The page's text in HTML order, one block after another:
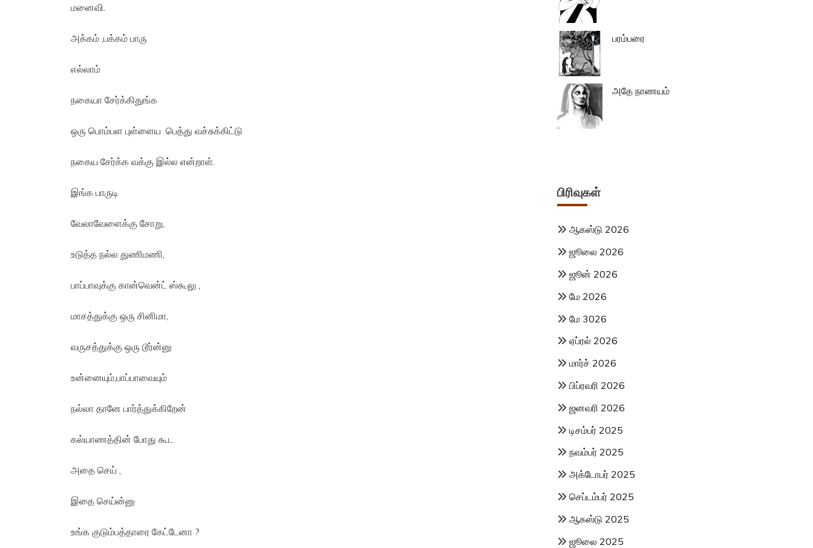
மனைவி.
அக்கம் ,பக்கம் பாரு
எல்லாம்
நகையா சேர்க்கிதுங்க
ஒரு பொம்பள புள்ளைய பெத்து வச்சுக்கிட்டு
நகைய சேர்க்க வக்கு இல்ல என்றாள்.
இங்க பாருடி
வேலாவேளைக்கு சோறு,
உடுத்த நல்ல துணிமணி,
பாப்பாவுக்கு கான்வென்ட் ஸ்கூலு ,
மாசத்துக்கு ஒரு சினிமா,
வருசத்துக்கு ஒரு டூர்ன்னு
உன்னையும்,பாப்பாவையும்
நல்லா தானே பார்த்துக்கிறேன்
கல்யாணத்தின் போது கூட
அதை செய் ,
இதை செய்ன்னு
உங்க குடும்பத்தாரை கேட்டேனா ?
பரம்பரை
அதே நாணயம்
பிரிவுகள்
ஆகஸ்டு 2026
ஜூலை 2026
ஜூன் 2026
மே 2026
மே 3026
ஏப்ரல் 2026
மார்ச் 2026
பிப்ரவரி 2026
ஜனவரி 2026
டிசம்பர் 2025
நவம்பர் 2025
அக்டோபர் 2025
செப்டம்பர் 2025
ஆகஸ்டு 2025
ஜூலை 2025